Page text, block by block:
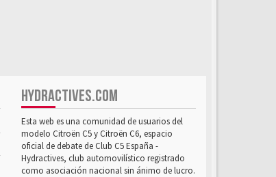
HYDRACTIVES.COM
Esta web es una comunidad de usuarios del
modelo Citroën C5 y Citroën C6, espacio
oficial de debate de Club C5 España -
Hydractives, club automovilístico registrado
como asociación nacional sin ánimo de lucro.